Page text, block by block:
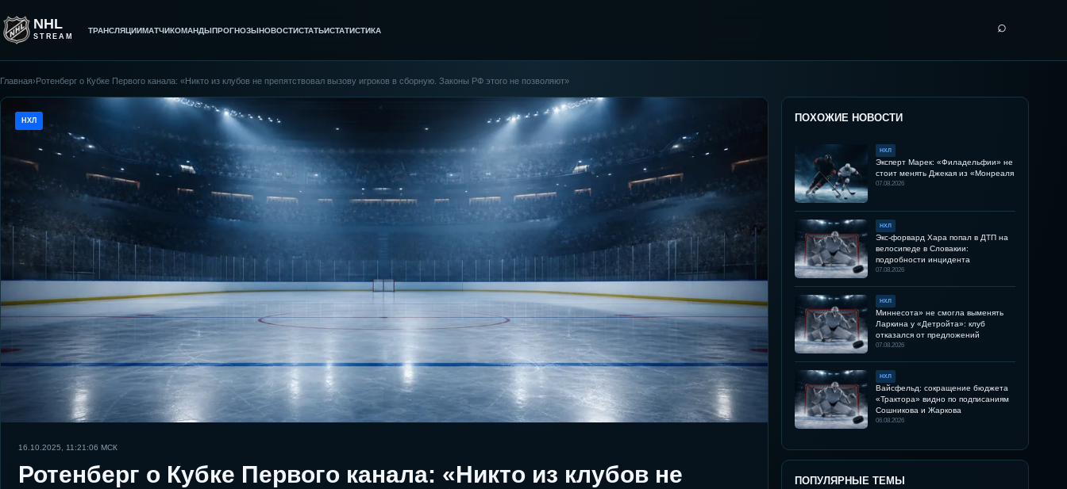
NHL
STREAM
ТРАНСЛЯЦИИМАТЧИКОМАНДЫПРОГНОЗЫНОВОСТИСТАТЬИСТАТИСТИКА ⌕
Главная›Ротенберг о Кубке Первого канала: «Никто из клубов не препятствовал вызову игроков в сборную. Законы РФ этого не позволяют»
НХЛ
16.10.2025, 11:21:06 МСК
Ротенберг о Кубке Первого канала: «Никто из клубов не
ПОХОЖИЕ НОВОСТИ
НХЛ
Эксперт Марек: «Филадельфии» не
стоит менять Джекая из «Монреаля
07.08.2026
НХЛ
Экс-форвард Хара попал в ДТП на
велосипеде в Словакии:
подробности инцидента
07.08.2026
НХЛ
Миннесота» не смогла выменять
Ларкина у «Детройта»: клуб
отказался от предложений
07.08.2026
НХЛ
Вайсфельд: сокращение бюджета
«Трактора» видно по подписаниям
Сошникова и Жаркова
06.08.2026
ПОПУЛЯРНЫЕ ТЕМЫ